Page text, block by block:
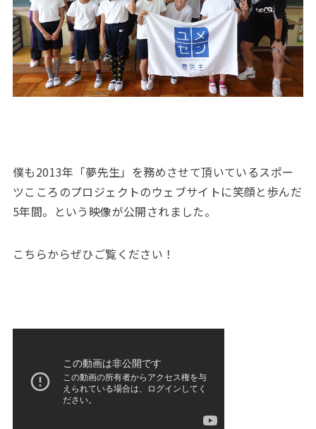
僕も2013年「夢先生」を務めさせて頂いているスポー
ツこころのプロジェクトのウェブサイトに笑顔と歩んだ
5年間。という映像が公開されました。
こちらからぜひご覧ください！